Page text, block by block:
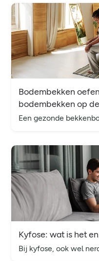
Bodembekken
bodembekken op
Kyfose: wat is het